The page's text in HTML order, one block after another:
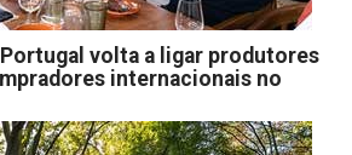
volta a ligar produtores
internacionais no